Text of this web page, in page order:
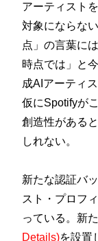
アーティスト
対象にならな
点」の言葉に
時点では」と
成AIアーティ
仮にSpotifyが
創造性がある
しれない。
新たな認証バ
スト・プロフ
っている。新
Details)を設置